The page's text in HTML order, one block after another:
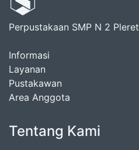
Perpustakaan SMP N 2 Pleret
Informasi
Layanan
Pustakawan
Area Anggota
Tentang Kami